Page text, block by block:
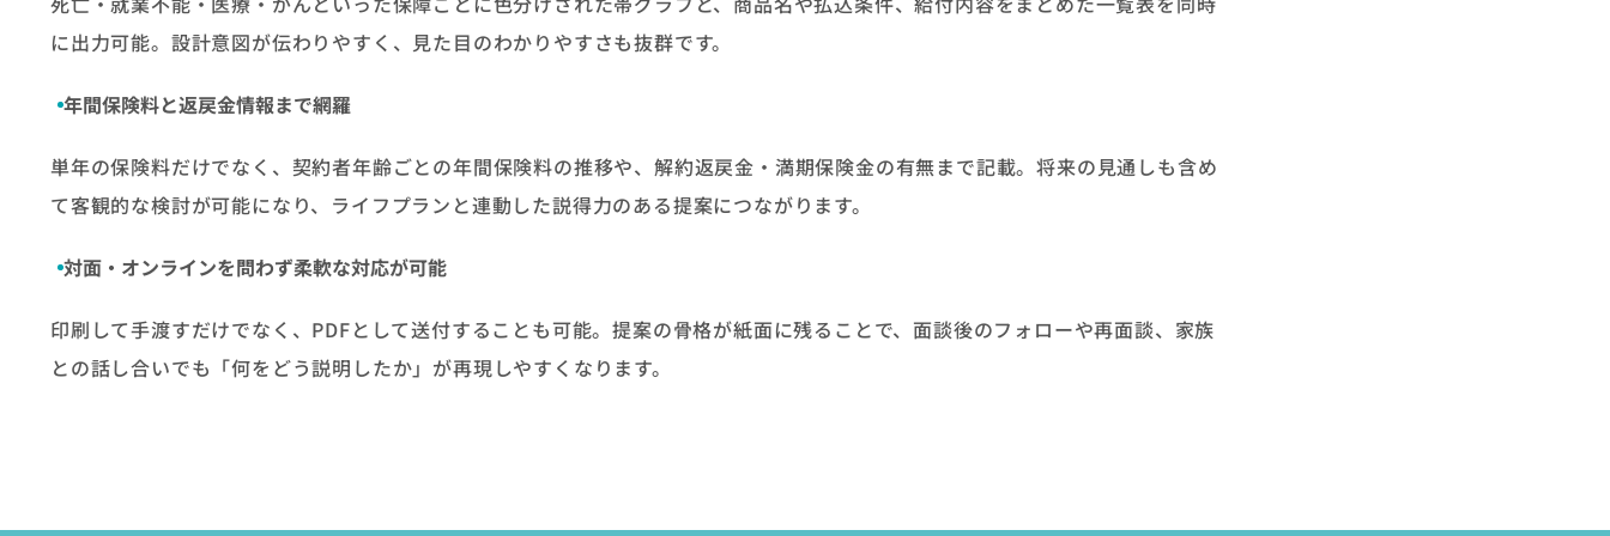
に出力可能。設計意図が伝わりやすく、見た目のわかりやすさも抜群です。
年間保険料と返戻金情報まで網羅
単年の保険料だけでなく、契約者年齢ごとの年間保険料の推移や、解約返戻金・満期保険金の有無まで記載。将来の見通しも含め
て客観的な検討が可能になり、ライフプランと連動した説得力のある提案につながります。
対面・オンラインを問わず柔軟な対応が可能
印刷して手渡すだけでなく、PDFとして送付することも可能。提案の骨格が紙面に残ることで、面談後のフォローや再面談、家族
との話し合いでも「何をどう説明したか」が再現しやすくなります。